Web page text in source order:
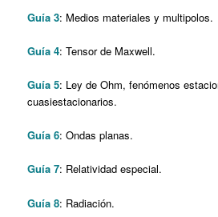
Guía 3: Medios materiales y multipolos.
Guía 4: Tensor de Maxwell.
Guía 5: Ley de Ohm, fenómenos
cuasiestacionarios.
Guía 6: Ondas planas.
Guía 7: Relatividad especial.
Guía 8: Radiación.